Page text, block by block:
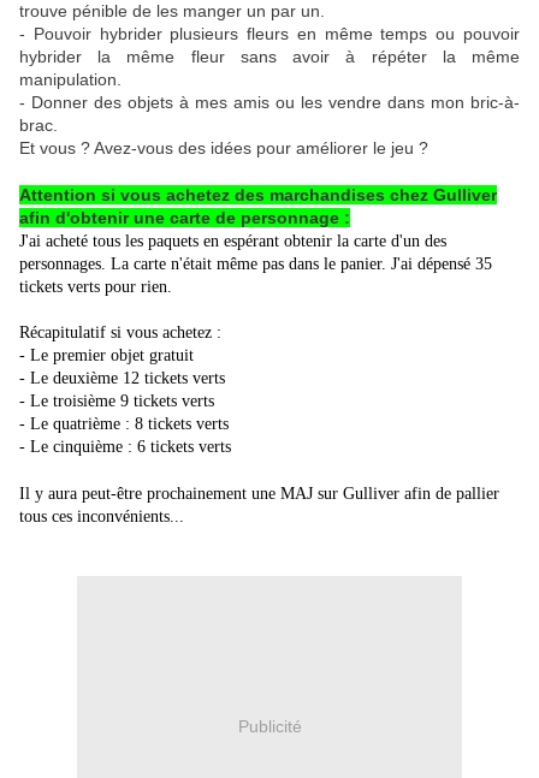
trouve pénible de les manger un par un.
- Pouvoir hybrider plusieurs fleurs en même temps ou pouvoir
hybrider la même fleur sans avoir à répéter la même
manipulation.
- Donner des objets à mes amis ou les vendre dans mon bric-à-
brac.
Et vous ? Avez-vous des idées pour améliorer le jeu ?
Attention si vous achetez des marchandises chez Gulliver
afin d'obtenir une carte de personnage :
J'ai acheté tous les paquets en espérant obtenir la carte d'un des
personnages. La carte n'était même pas dans le panier. J'ai dépensé 35
tickets verts pour rien.
Récapitulatif si vous achetez :
- Le premier objet gratuit
- Le deuxième 12 tickets verts
- Le troisième 9 tickets verts
- Le quatrième : 8 tickets verts
- Le cinquième : 6 tickets verts
Il y aura peut-être prochainement une MAJ sur Gulliver afin de pallier
tous ces inconvénients...
Publicité